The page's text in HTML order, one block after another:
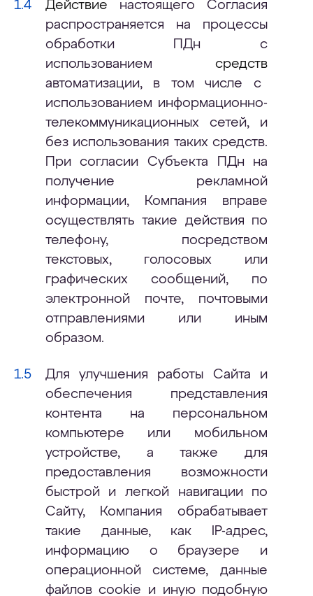
Действие настоящего Согласия
распространяется на процессы
обработки ПДн с
использованиемсредств
автоматизации, в том числе с
использованием информационно-
телекоммуникационных сетей, и
без использования таких средств.
При согласии Субъекта ПДн на
получение рекламной
информации, Компания вправе
осуществлять такие действия по
телефону, посредством
текстовых, голосовых или
графических сообщений, по
электронной почте, почтовыми
отправлениями или иным
образом.
Для улучшения работы Сайта и
обеспечения представления
контента на персональном
компьютере или мобильном
устройстве, а также для
предоставления возможности
быстрой и легкой навигации по
Сайту, Компания обрабатывает
такие данные, как IP-адрес,
информацию о браузере и
операционной системе, данные
файлов cookie и иную подобную